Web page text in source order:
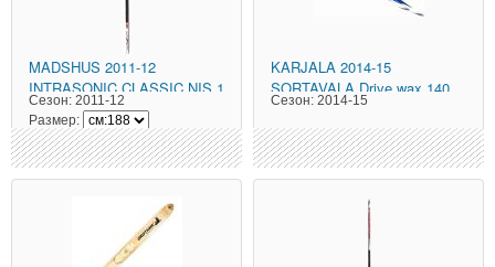
MADSHUS 2011-12
INTRASONIC CLASSIC NIS 1
Сезон: 2011-12
Размер:
KARJALA 2014-15
SORTAVALA Drive wax 140
см синие
Сезон: 2014-15